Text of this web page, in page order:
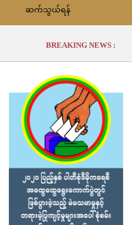
ဆက်သွယ်ရန်
BREAKING NEWS :